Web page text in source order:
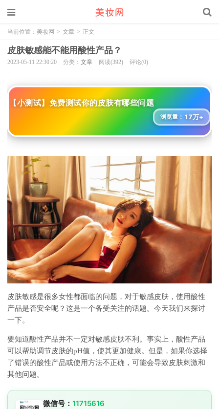
当前位置： 美妆网 > 文章 > 正文
皮肤敏感能不能用酸性产品？
2023-05-11 22:30:20 分类： 文章 阅读(392) 评论(0)
【小测试】免费测试你的皮肤有哪些问题
浏览量： 17万+
皮肤敏感是很多女性都面临的问题，对于敏感皮肤，使用酸性
产品是否安全呢？这是一个备受关注的话题。今天我们来探讨
一下。
要知道酸性产品并不一定对敏感皮肤不利。事实上，酸性产品
可以帮助调节皮肤的pH值，使其更加健康。但是，如果你选择
了错误的酸性产品或使用方法不正确，可能会导致皮肤刺激和
其他问题。
微信号： 11715616